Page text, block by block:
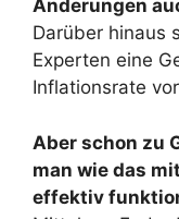
Änderungen
Darüber hinaus
Experten eine
Inflationsrate
Aber schon zu
man wie das
effektiv